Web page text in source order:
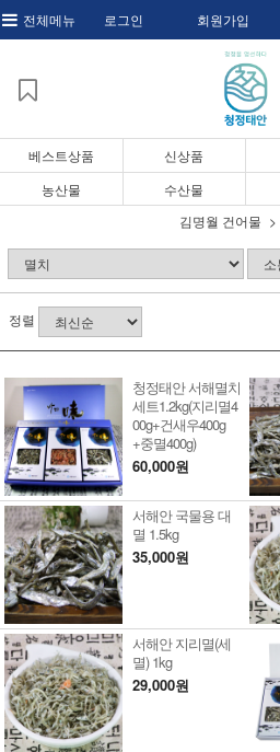
전체메뉴 로그인 회원가입
베스트상품 신상품
농산물
수산물
김명월 건어물
정렬
청정태안 서해멸치
세트1.2kg(지리멸4
00g+건새우400g
+중멸400g)
60,000원
서해안 국물용 대
멸 1.5kg
35,000원
서해안 지리멸(세
멸) 1kg
29,000원